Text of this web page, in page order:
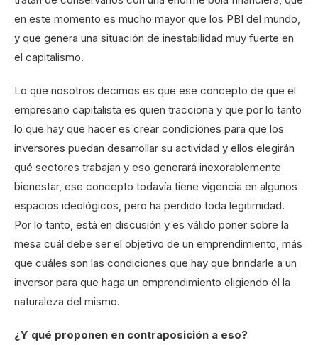
en este momento es mucho mayor que los PBI del mundo,
y que genera una situación de inestabilidad muy fuerte en
el capitalismo.
Lo que nosotros decimos es que ese concepto de que el
empresario capitalista es quien tracciona y que por lo tanto
lo que hay que hacer es crear condiciones para que los
inversores puedan desarrollar su actividad y ellos elegirán
qué sectores trabajan y eso generará inexorablemente
bienestar, ese concepto todavía tiene vigencia en algunos
espacios ideológicos, pero ha perdido toda legitimidad.
Por lo tanto, está en discusión y es válido poner sobre la
mesa cuál debe ser el objetivo de un emprendimiento, más
que cuáles son las condiciones que hay que brindarle a un
inversor para que haga un emprendimiento eligiendo él la
naturaleza del mismo.
¿Y qué proponen en contraposición a eso?